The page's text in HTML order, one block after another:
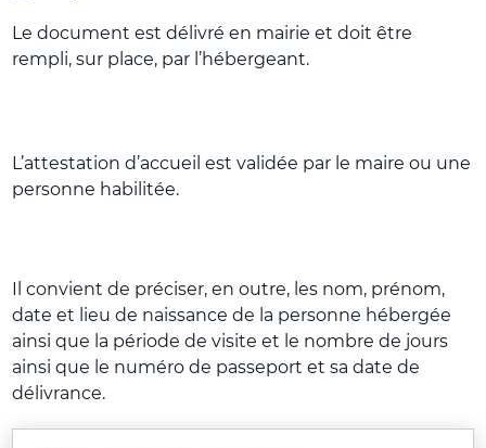
Le document est délivré en mairie et doit être
rempli, sur place, par l’hébergeant.
L’attestation d’accueil est validée par le maire ou une
personne habilitée.
Il convient de préciser, en outre, les nom, prénom,
date et lieu de naissance de la personne hébergée
ainsi que la période de visite et le nombre de jours
ainsi que le numéro de passeport et sa date de
délivrance.